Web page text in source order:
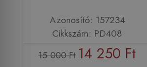
Azonosító: 157234
Cikkszám: PD408
15 000 Ft 14 250 Ft